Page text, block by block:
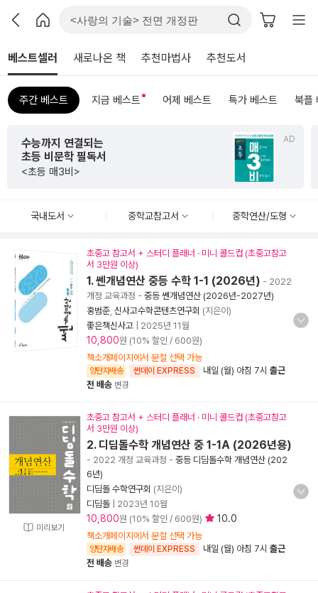
베스트셀러 새로나온 책 추천마법사 추천도서
주간 베스트 지금 베스트 어제 베스트 특가 베스트 북플
AD
수능까지 연결되는
초등 비문학 필독서
<초등 매3비>
국내도서 중학교참고서 중학연산/도형
초중고 참고서 + 스터디 플래너 · 미니 콜드컵 (초중고참고
서 3만원 이상)
1. 쎈개념연산 중등 수학 1-1 (2026년) - 2022
개정 교육과정 - 중등 쎈개념연산 (2026년-2027년)
홍범준 신사고수학콘텐츠연구회 (지은이)
좋은책신사고
2025년 11월
10,800원 (10% 할인 / 600원)
책소개페이지에서 분철 선택 가능
양탄자배송 썬데이 EXPRESS 내일 (월) 아침 7시 출근
전 배송 변경
미리보기
초중고 참고서 + 스터디 플래너 · 미니 콜드컵 (초중고참고
서 3만원 이상)
2. 디딤돌수학 개념연산 중 1-1A (2026년용)
- 2022 개정 교육과정 - 중등 디딤돌수학 개념연산 (202
6년)
디딤돌 수학연구회 (지은이)
디딤돌
2023년 10월
10,800원 (10% 할인 / 600원) 10.0
책소개페이지에서 분철 선택 가능
양탄자배송 썬데이 EXPRESS 내일 (월) 아침 7시 출근
전 배송 변경